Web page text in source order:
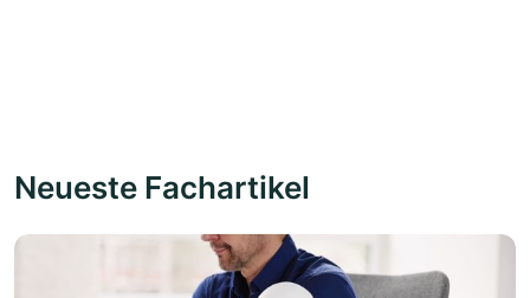
Neueste Fachartikel